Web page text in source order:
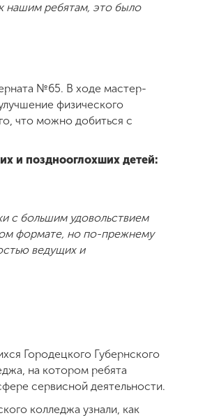
нашим ребятам, это было
№65. В ходе мастер-
физического
что можно добиться с
и позднооглохших детей:
с большим удовольствием
формате, но по-прежнему
ведущих и
Городецкого Губернского
на котором ребята
сервисной деятельности.
колледжа узнали, как